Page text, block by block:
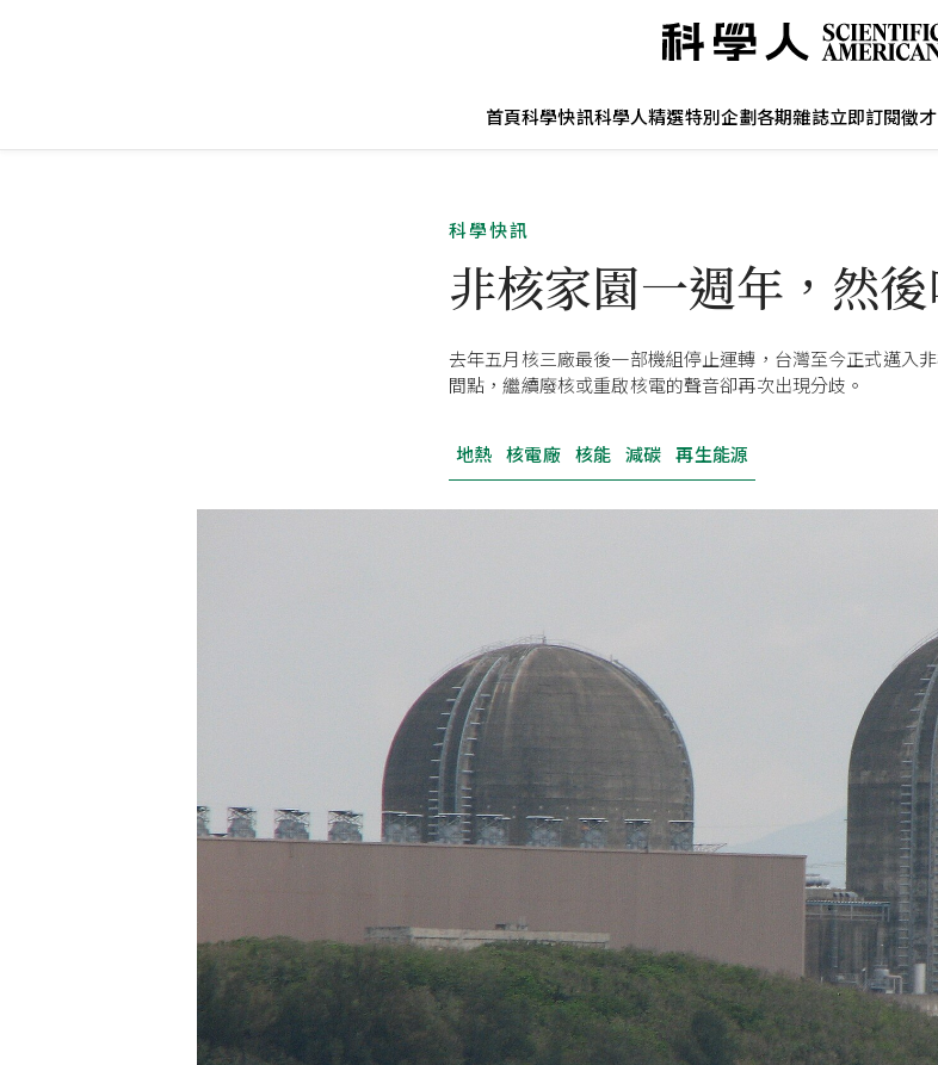
首頁科學快訊科學人精選特別企劃各期雜誌立即訂閱徵
科學快訊
非核家園一週年，然後
去年五月核三廠最後一部機組停止運轉，台灣至今正式邁入
間點，繼續廢核或重啟核電的聲音卻再次出現分歧。
地熱 核電廠 核能 減碳 再生能源